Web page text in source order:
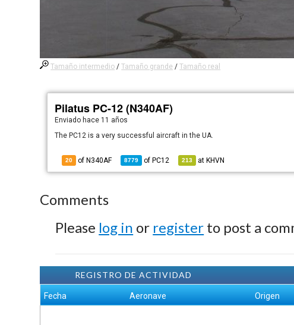
Tamaño intermedio /Tamaño grande /Tamaño real
Pilatus PC-12 (N340AF)
Enviado hace 11 años
The PC12 is a very successful aircraft in the UA.
20 of N340AF 8779 of PC12 213 at KHVN
Comments
Please log in or register to post a
REGISTRO DE ACTIVIDAD
Fecha Aeronave Origen